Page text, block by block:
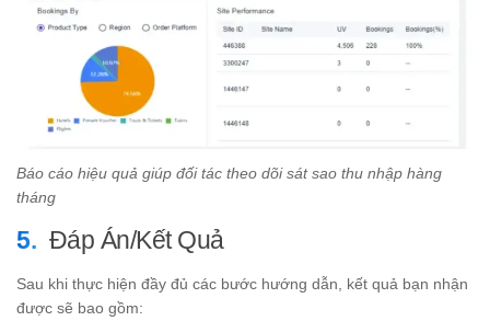
Báo cáo hiệu quả giúp đối tác theo dõi sát sao thu nhập hàng
tháng
Đáp Án/Kết Quả
Sau khi thực hiện đầy đủ các bước hướng dẫn, kết quả bạn nhận
được sẽ bao gồm: